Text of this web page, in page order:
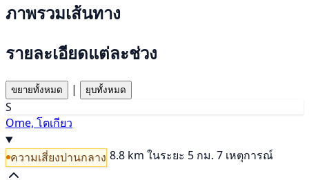
ภาพรวมเส้นทาง
รายละเอียดแต่ละช่วง
ขยายทั้งหมด | ยุบทั้งหมด
S
Ome, โตเกียว
ความเสี่ยงปานกลาง 8.8 km ในระยะ 5 กม. 7 เหตุการณ์